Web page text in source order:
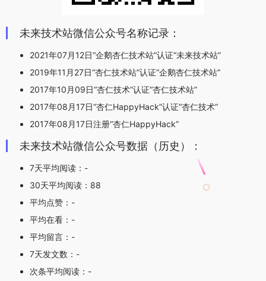
未来技术站微信公众号名称记录：
2021年07月12日“企鹅杏仁技术站”认证“未来技术站”
2019年11月27日“杏仁技术站”认证“企鹅杏仁技术站”
2017年10月09日“杏仁技术”认证“杏仁技术站”
2017年08月17日“杏仁HappyHack”认证“杏仁技术”
2017年08月17日注册“杏仁HappyHack”
未来技术站微信公众号数据（历史）：
7天平均阅读：-
30天平均阅读：88
平均点赞：-
平均在看：-
平均留言：-
7天发文数：-
次条平均阅读：-